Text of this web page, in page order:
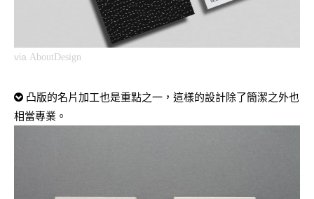
via AboutDesign
凸版的名片加工也是重點之一，這樣的設計除了簡潔之外也
相當專業。